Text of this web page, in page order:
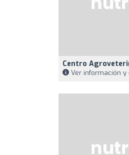
Centro
Ver información y